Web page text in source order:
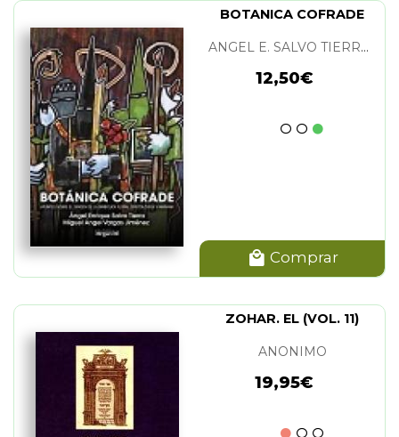
BOTANICA COFRADE
ANGEL E. SALVO TIERRA Y MIGUEL VARGAS A. JIMENEZ
12,50€
Comprar
ZOHAR. EL (VOL. 11)
ANONIMO
19,95€